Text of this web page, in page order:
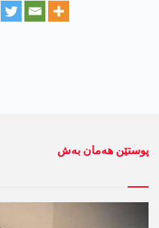
پوستێن ھەمان بەش